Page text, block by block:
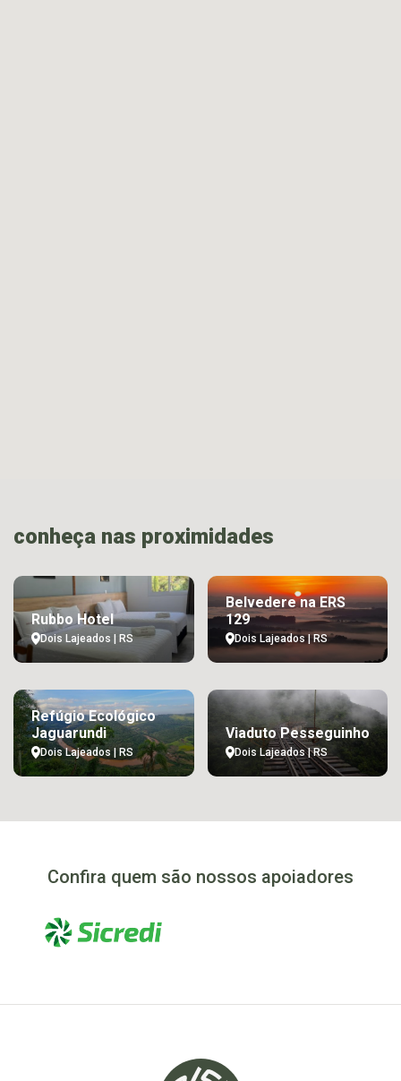
conheça nas proximidades
Rubbo Hotel
Dois Lajeados | RS
Belvedere na ERS
129
Dois Lajeados | RS
Refúgio Ecológico
Jaguarundi
Dois Lajeados | RS
Viaduto Pesseguinho
Dois Lajeados | RS
Confira quem são nossos apoiadores